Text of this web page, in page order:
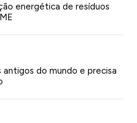
energética de resíduos
do mundo e precisa